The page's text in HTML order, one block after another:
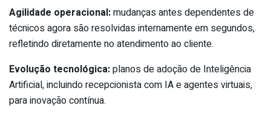
Agilidade operacional:mudanças antes dependentes de
técnicos agora são resolvidas internamente em segundos,
refletindo diretamente no atendimento ao cliente.
Evolução tecnológica:planos de adoção de Inteligência
Artificial, incluindo recepcionista com IA e agentes virtuais,
para inovação contínua.